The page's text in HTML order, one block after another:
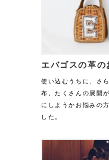
エバゴスの革の
使い込むうちに、さ
布。たくさんの展開
にしようかお悩みの
した。